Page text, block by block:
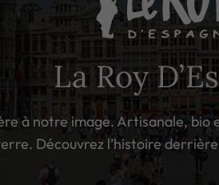
La Roy
à notre image. Artisanale, bio
Découvrez l’histoire